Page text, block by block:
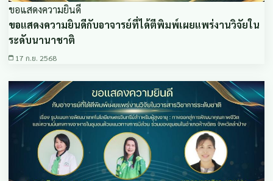
ขอแสดงความยินดี
ขอแสดงความยินดีกับอาจารย์ที่ได้ตีพิมพ์เผยแพร่งานวิจัยใน
ระดับนานาชาติ
17 ก.ย. 2568